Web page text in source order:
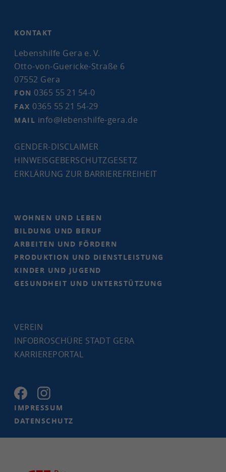
KON­TAKT
Le­bens­hil­fe Gera e. V.
Otto-​von-Guericke-Straße 6
07552 Gera
FON 0365 55 21 54-0
FAX 0365 55 21 54-29
MAIL info@lebenshilfe-​gera.de
GENDER-​DISCLAIMER
HIN­WEIS­GE­BER­SCHUTZ­GE­SETZ
ER­KLÄ­RUNG ZUR BAR­RIE­RE­FREI­HEIT
WOH­NEN UND LEBEN
BIL­DUNG UND BERUF
AR­BEI­TEN UND FÖR­DERN
PRO­DUK­TI­ON UND DIENST­LEIS­TUNG
KIN­DER UND JU­GEND
GE­SUND­HEIT UND UN­TER­STÜT­ZUNG
VER­EIN
IN­FO­BRO­SCHÜ­RE STADT GERA
KAR­RIE­RE­POR­TAL
IM­PRES­SUM
DA­TEN­SCHUTZ